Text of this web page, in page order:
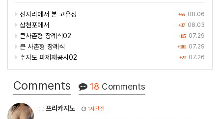
+55 08.06
선자리에서 본 고유정
+37 08.03
삼천포에서
+115 07.29
큰사촌형 장례식02
+181 07.29
큰 사촌형 장례식
+27 07.26
추자도 파제재공사02
Comments 18 Comments
프리카지노 1시간전